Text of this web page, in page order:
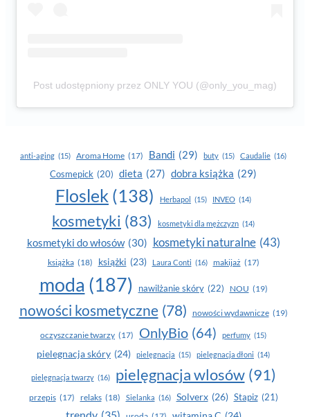
Post udostępniony przez ONLY YOU (@only_you_mag)
anti-aging (15) Aroma Home (17) Bandi (29) buty (15) Caudalie (16)
Cosmepick (20) dieta (27) dobra książka (29)
Floslek (138) Herbapol (15) INVEO (14)
kosmetyki (83) kosmetyki dla mężczyzn (14)
kosmetyki do włosów (30) kosmetyki naturalne (43)
książka (18) książki (23) Laura Conti (16) makijaż (17)
moda (187) nawilżanie skóry (22) NOU (19)
nowości kosmetyczne (78) nowości wydawnicze (19)
oczyszczanie twarzy (17) OnlyBio (64) perfumy (15)
pielegnacja skóry (24) pielęgnacja (15) pielęgnacja dłoni (14)
pielęgnacja twarzy (16) pielęgnacja wlosów (91)
przepis (17) relaks (18) Sielanka (16) Solverx (26) Stapiz (21)